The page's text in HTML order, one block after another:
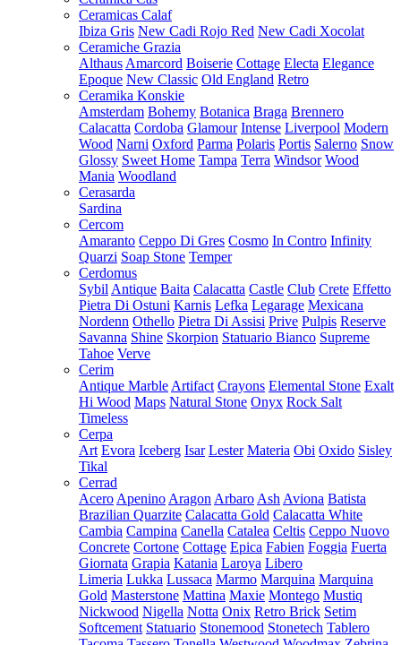
Ceramicas Calaf
Ibiza Gris New Cadi Rojo Red New Cadi Xocolat
Ceramiche Grazia
Althaus Amarcord Boiserie Cottage Electa Elegance
Epoque New Classic Old England Retro
Ceramika Konskie
Amsterdam Bohemy Botanica Braga Brennero
Calacatta Cordoba Glamour Intense Liverpool Modern
Wood Narni Oxford Parma Polaris Portis Salerno Snow
Glossy Sweet Home Tampa Terra Windsor Wood
Mania Woodland
Cerasarda
Sardina
Cercom
Amaranto Ceppo Di Gres Cosmo In Contro Infinity
Quarzi Soap Stone Temper
Cerdomus
Sybil Antique Baita Calacatta Castle Club Crete Effetto
Pietra Di Ostuni Karnis Lefka Legarage Mexicana
Nordenn Othello Pietra Di Assisi Prive Pulpis Reserve
Savanna Shine Skorpion Statuario Bianco Supreme
Tahoe Verve
Cerim
Antique Marble Artifact Crayons Elemental Stone Exalt
Hi Wood Maps Natural Stone Onyx Rock Salt
Timeless
Cerpa
Art Evora Iceberg Isar Lester Materia Obi Oxido Sisley
Tikal
Cerrad
Acero Apenino Aragon Arbaro Ash Aviona Batista
Brazilian Quarzite Calacatta Gold Calacatta White
Cambia Campina Canella Catalea Celtis Ceppo Nuovo
Concrete Cortone Cottage Epica Fabien Foggia Fuerta
Giornata Grapia Katania Laroya Libero
Limeria Lukka Lussaca Marmo Marquina Marquina
Gold Masterstone Mattina Maxie Montego Mustiq
Nickwood Nigella Notta Onix Retro Brick Setim
Softcement Statuario Stonemood Stonetech Tablero